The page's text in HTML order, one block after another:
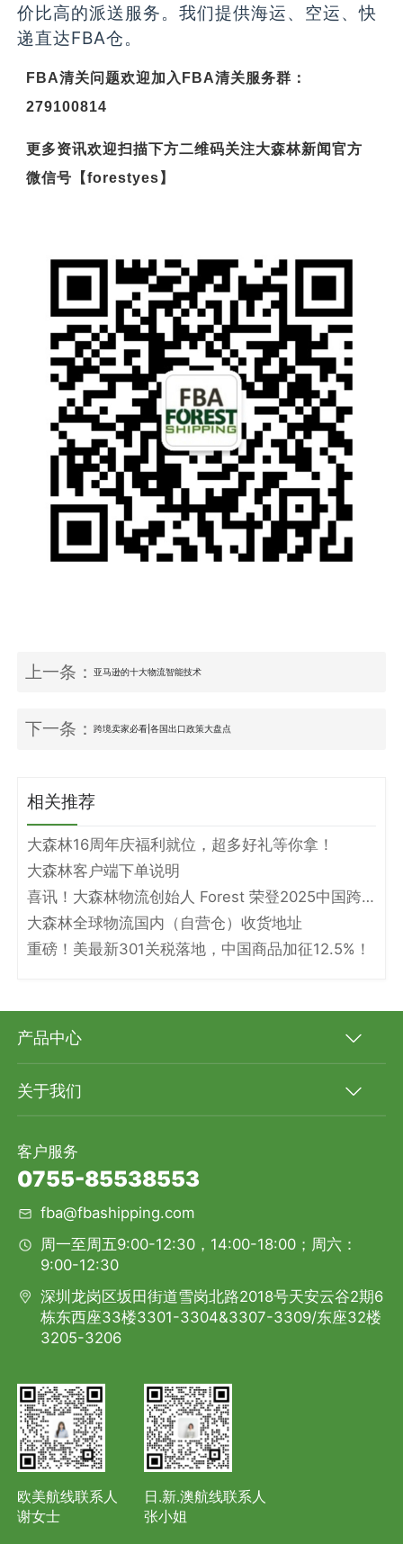
价比高的派送服务。我们提供海运、空运、快
递直达FBA仓。
FBA清关问题欢迎加入FBA清关服务群：
279100814
更多资讯欢迎扫描下方二维码关注大森林新闻官方
微信号【forestyes】
上一条：亚马逊的十大物流智能技术
下一条：跨境卖家必看|各国出口政策大盘点
相关推荐
大森林16周年庆福利就位，超多好礼等你拿！
大森林客户端下单说明
喜讯！大森林物流创始人 Forest 荣登2025中国跨境电商物流名人堂！
大森林全球物流国内（自营仓）收货地址
重磅！美最新301关税落地，中国商品加征12.5%！
产品中心
关于我们
客户服务
0755-85538553
fba@fbashipping.com
周一至周五9:00-12:30，14:00-18:00；周六：
9:00-12:30
深圳龙岗区坂田街道雪岗北路2018号天安云谷2期6
栋东西座33楼3301-3304&3307-3309/东座32楼
3205-3206
欧美航线联系人
谢女士
日.新.澳航线联系人
张小姐